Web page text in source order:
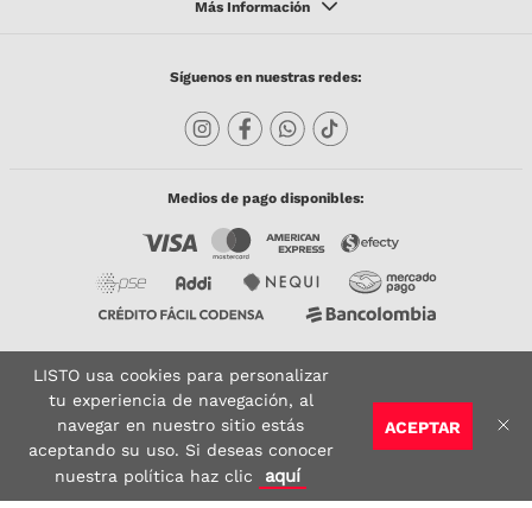
Síguenos en nuestras redes:
Medios de pago disponibles:
Copyright © 2023 TODACO S.A.S. Listo Mundo Cerámico. All Rights Reserved. Powered
by
Sitio seguro: Vigilado por: Certificado:
ACEPTAR
LISTO usa cookies para personalizar
tu experiencia de navegación, al
navegar en nuestro sitio estás
aceptando su uso. Si deseas conocer
nuestra política haz clic
aquí